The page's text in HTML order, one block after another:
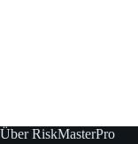
Über RiskMasterPro